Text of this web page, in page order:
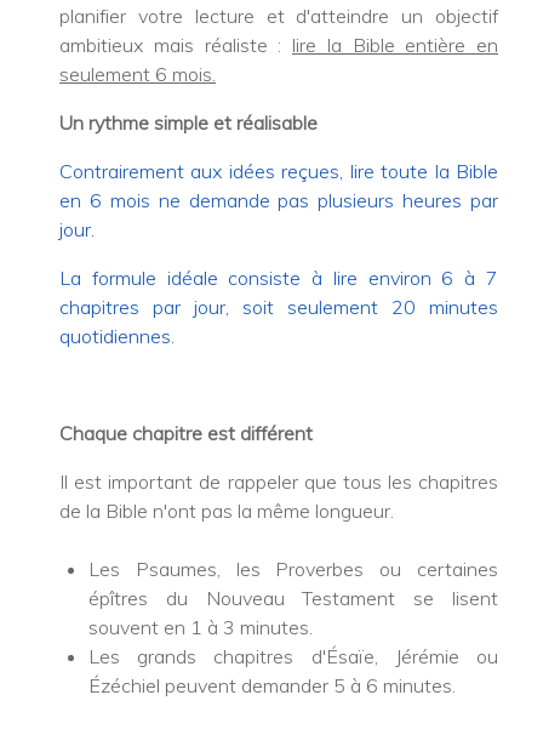
planifier votre lecture et d'atteindre un objectif
ambitieux mais réaliste : lire la Bible entière en
seulement 6 mois.
Un rythme simple et réalisable
Contrairement aux idées reçues, lire toute la Bible
en 6 mois ne demande pas plusieurs heures par
jour.
La formule idéale consiste à lire environ 6 à 7
chapitres par jour, soit seulement 20 minutes
quotidiennes.
Chaque chapitre est différent
Il est important de rappeler que tous les chapitres
de la Bible n'ont pas la même longueur.
Les Psaumes, les Proverbes ou certaines
épîtres du Nouveau Testament se lisent
souvent en 1 à 3 minutes.
Les grands chapitres d'Ésaïe, Jérémie ou
Ézéchiel peuvent demander 5 à 6 minutes.